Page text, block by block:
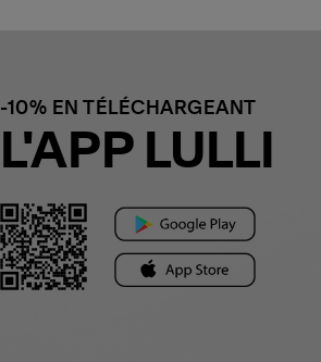
-10% EN TÉLÉCHARGEANT
L'APP LULLI